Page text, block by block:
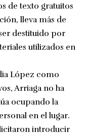
de texto gratuitos
lleva más de
destituido por
utilizados en
López como
Arriaga no ha
ocupando la
en el lugar.
introducir